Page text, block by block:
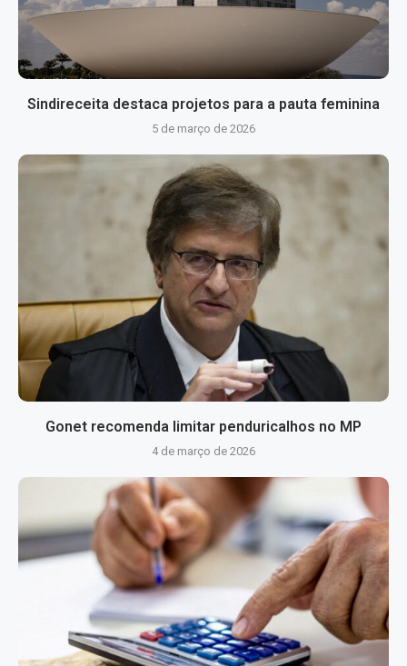
Sindireceita destaca projetos para a pauta feminina
5 de março de 2026
Gonet recomenda limitar penduricalhos no MP
4 de março de 2026